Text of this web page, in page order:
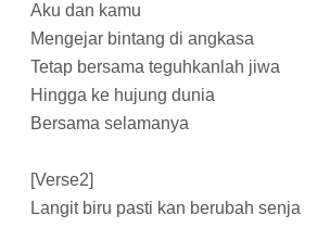
Aku dan kamu
Mengejar bintang di angkasa
Tetap bersama teguhkanlah jiwa
Hingga ke hujung dunia
Bersama selamanya
[Verse2]
Langit biru pasti kan berubah senja